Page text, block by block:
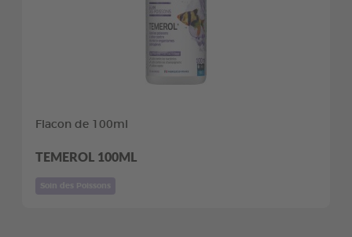
Flacon de 100ml
TEMEROL 100ML